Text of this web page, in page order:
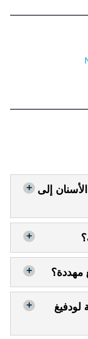
إلى
مهددة؟
لودفيغ